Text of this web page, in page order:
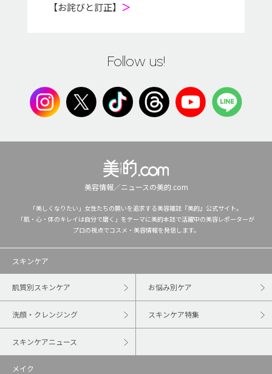
【お詫びと訂正】 ＞
Follow us!
美容情報／ニュースの美的.com
「美しくなりたい」女性たちの願いを追求する美容雑誌『美的』公式サイト。
「肌・心・体のキレイは自分で磨く」をテーマに美的本誌で活躍中の美容レポーターが
プロの視点でコスメ・美容情報を発信します。
スキンケア
肌質別スキンケア お悩み別ケア
洗顔・クレンジング スキンケア特集
スキンケアニュース
メイク